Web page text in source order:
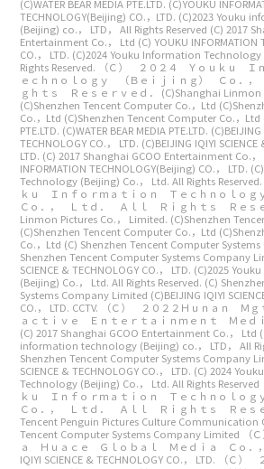
(C)WATER BEAR MEDIA PTE.LTD. (C)YOUKU
TECHNOLOGY(Beijing) CO.，LTD. (C)2023 Youku
(Beijing) co.， LTD， All Rights Reserved (C) 2017
Entertainment Co.， Ltd (C) YOUKU
CO.， LTD. (C)2024 Youku Information Technology
Rights Reserved.
（Ｃ） ２０２４ Ｙｏｕｋｕ Ｉ
ｅｃｈｎｏｌｏｇｙ （Ｂｅｉｊｉｎｇ） Ｃｏ．
ｇｈｔｓ Ｒｅｓｅｒｖｅｄ． (C)Shanghai Linmon
(C)Shenzhen Tencent Computer Co.，Ltd
Co.，Ltd (C)Shenzhen Tencent Computer Co.，Ltd
PTE.LTD. (C)WATER BEAR MEDIA PTE.LTD. (C)BEIJING
TECHNOLOGY CO.， LTD. (C)BEIJING IQIYI SCIENCE
LTD. (C) 2017 Shanghai GCOO Entertainment Co.，
INFORMATION TECHNOLOGY(Beijing) CO.， LTD.
Technology (Beijing) Co.， Ltd. All Rights Reserved.
ｋｕ Ｉｎｆｏｒｍａｔｉｏｎ Ｔｅｃｈｎｏｌｏ
Ｃｏ．， Ｌｔｄ． Ａｌｌ Ｒｉｇｈｔｓ Ｒｅｓｅ
Linmon Pictures Co.， Limited. (C)Shenzhen
(C)Shenzhen Tencent Computer Co.，Ltd
Co.，Ltd (C) Shenzhen Tencent Computer
Shenzhen Tencent Computer Systems Company
SCIENCE & TECHNOLOGY CO.， LTD. (C)2025
(Beijing) Co.， Ltd. All Rights Reserved. (C)
Systems Company Limited (C)BEIJING IQIYI
CO.， LTD. CCTV.
（Ｃ） ２０２２Ｈｕｎａｎ Ｍ
ａｃｔｉｖｅ Ｅｎｔｅｒｔａｉｎｍｅｎｔ Ｍｅ
(C) 2017 Shanghai GCOO Entertainment Co.， Ltd
information technology (Beijing) co.， LTD， All
Shenzhen Tencent Computer Systems Company
SCIENCE & TECHNOLOGY CO.， LTD. (C) 2024
Technology (Beijing) Co.， Ltd. All Rights Reserved
ｋｕ Ｉｎｆｏｒｍａｔｉｏｎ Ｔｅｃｈｎｏｌｏ
Ｃｏ．， Ｌｔｄ． Ａｌｌ Ｒｉｇｈｔｓ Ｒｅｓｅ
Tencent Penguin Pictures Culture Communication
Tencent Computer Systems Company Limited
（
ａ Ｈｕａｃｅ Ｇｌｏｂａｌ Ｍｅｄｉａ Ｃｏ．
IQIYI SCIENCE & TECHNOLOGY CO.， LTD.
（Ｃ）